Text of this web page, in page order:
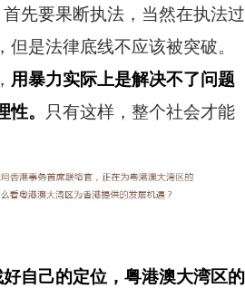
先要果断执法，当然在执法过
是法律底线不应该被突破。
用暴力实际上是解决不了问题
。 只有这样，整个社会才能
自己的定位，粤港澳大湾区的